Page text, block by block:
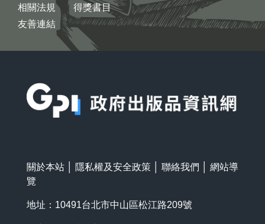
相關法規
友善連結
得獎書目
關於本站 隱私權及安全政策 聯絡我們
網站導
覽
地址：10491台北市中山區松江路209號